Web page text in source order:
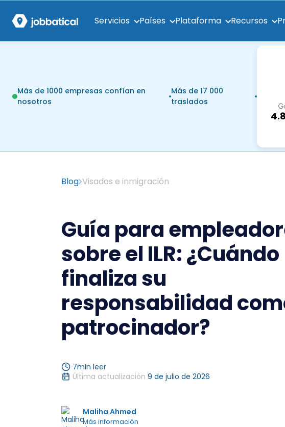
Servicios Países Plataforma Recursos
Más de 1000 empresas confían en
nosotros
Más de 17 000
traslados
4.8
Blog Visados e inmigración
Guía para
sobre el ILR: ¿Cuándo
finaliza su
responsabilidad
patrocinador?
7min leer
Última actualización 9 de julio de 2026
Maliha Ahmed
Más información